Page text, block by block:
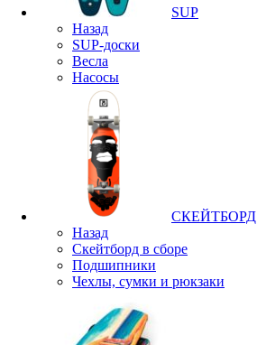
SUP
Назад
SUP-доски
Весла
Насосы
СКЕЙТБОРД
Назад
Скейтборд в сборе
Подшипники
Чехлы, сумки и рюкзаки